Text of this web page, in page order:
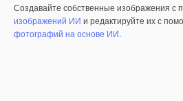
Создавайте собственные изображения с
изображений ИИ и редактируйте их с
фотографий на основе ИИ.